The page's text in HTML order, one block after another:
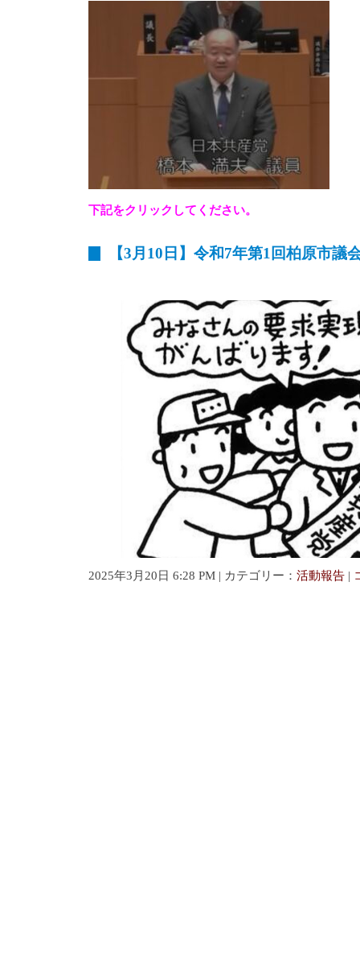
下記をクリックしてください。
【3月10日】令和7年第1回柏原市議
2025年3月20日 6:28 PM | カテゴリー： 活動報告 |